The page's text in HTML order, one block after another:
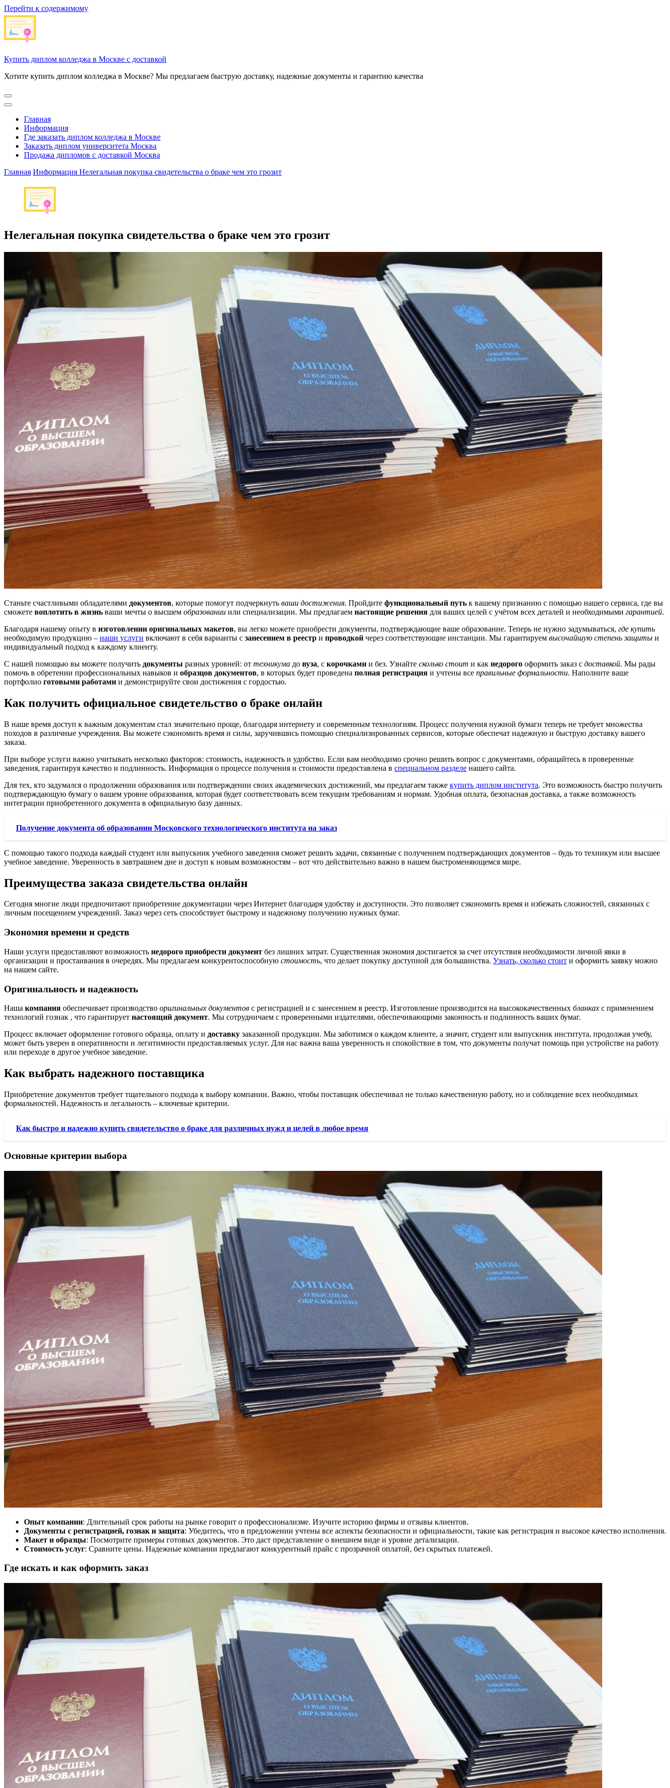
Перейти к содержимому
Купить диплом колледжа в Москве с доставкой
Хотите купить диплом колледжа в Москве? Мы предлагаем быструю доставку, надежные документы и гарантию качества
Главная
Информация
Где заказать диплом колледжа в Москве
Заказать диплом университета Москва
Продажа дипломов с доставкой Москва
Главная Информация Нелегальная покупка свидетельства о браке чем это грозит
Нелегальная покупка свидетельства о браке чем это грозит
Станьте счастливыми обладателями документов, которые помогут подчеркнуть ваши достижения. Пройдите функциональный путь к вашему признанию с помощью нашего сервиса, где вы
сможете воплотить в жизнь ваши мечты о высшем образовании или специализации. Мы предлагаем настоящие решения для ваших целей с учётом всех деталей и необходимыми гарантией.
Благодаря нашему опыту в изготовлении оригинальных макетов, вы легко можете приобрести документы, подтверждающие ваше образование. Теперь не нужно задумываться, где купить
необходимую продукцию – наши услуги включают в себя варианты с занесением в реестр и проводкой через соответствующие инстанции. Мы гарантируем высочайшую степень защиты и
индивидуальный подход к каждому клиенту.
С нашей помощью вы можете получить документы разных уровней: от техникума до вуза, с корочками и без. Узнайте сколько стоит и как недорого оформить заказ с доставкой. Мы рады
помочь в обретении профессиональных навыков и образцов документов, в которых будет проведена полная регистрация и учтены все правильные формальности. Наполните ваше
портфолио готовыми работами и демонстрируйте свои достижения с гордостью.
Как получить официальное свидетельство о браке онлайн
В наше время доступ к важным документам стал значительно проще, благодаря интернету и современным технологиям. Процесс получения нужной бумаги теперь не требует множества
походов в различные учреждения. Вы можете сэкономить время и силы, заручившись помощью специализированных сервисов, которые обеспечат надежную и быструю доставку вашего
заказа.
При выборе услуги важно учитывать несколько факторов: стоимость, надежность и удобство. Если вам необходимо срочно решить вопрос с документами, обращайтесь в проверенные
заведения, гарантируя качество и подлинность. Информация о процессе получения и стоимости предоставлена в специальном разделе нашего сайта.
Для тех, кто задумался о продолжении образования или подтверждении своих академических достижений, мы предлагаем также купить диплом института. Это возможность быстро получить
подтверждающую бумагу о вашем уровне образования, которая будет соответствовать всем текущим требованиям и нормам. Удобная оплата, безопасная доставка, а также возможность
интеграции приобретенного документа в официальную базу данных.
Получение документа об образовании Московского технологического института на заказ
С помощью такого подхода каждый студент или выпускник учебного заведения сможет решить задачи, связанные с получением подтверждающих документов – будь то техникум или высшее
учебное заведение. Уверенность в завтрашнем дне и доступ к новым возможностям – вот что действительно важно в нашем быстроменяющемся мире.
Преимущества заказа свидетельства онлайн
Сегодня многие люди предпочитают приобретение документации через Интернет благодаря удобству и доступности. Это позволяет сэкономить время и избежать сложностей, связанных с
личным посещением учреждений. Заказ через сеть способствует быстрому и надежному получению нужных бумаг.
Экономия времени и средств
Наши услуги предоставляют возможность недорого приобрести документ без лишних затрат. Существенная экономия достигается за счет отсутствия необходимости личной явки в
организации и простаивания в очередях. Мы предлагаем конкурентоспособную стоимость, что делает покупку доступной для большинства. Узнать, сколько стоит и оформить заявку можно
на нашем сайте.
Оригинальность и надежность
Наша компания обеспечивает производство оригинальных документов с регистрацией и с занесением в реестр. Изготовление производится на высококачественных бланках с применением
технологий гознак , что гарантирует настоящий документ. Мы сотрудничаем с проверенными издателями, обеспечивающими законность и подлинность ваших бумаг.
Процесс включает оформление готового образца, оплату и доставку заказанной продукции. Мы заботимся о каждом клиенте, а значит, студент или выпускник института, продолжая учебу,
может быть уверен в оперативности и легитимности предоставляемых услуг. Для нас важна ваша уверенность и спокойствие в том, что документы получат помощь при устройстве на работу
или переходе в другое учебное заведение.
Как выбрать надежного поставщика
Приобретение документов требует тщательного подхода к выбору компании. Важно, чтобы поставщик обеспечивал не только качественную работу, но и соблюдение всех необходимых
формальностей. Надежность и легальность – ключевые критерии.
Как быстро и надежно купить свидетельство о браке для различных нужд и целей в любое время
Основные критерии выбора
Опыт компании: Длительный срок работы на рынке говорит о профессионализме. Изучите историю фирмы и отзывы клиентов.
Документы с регистрацией, гознак и защита: Убедитесь, что в предложении учтены все аспекты безопасности и официальности, такие как регистрация и высокое качество исполнения.
Макет и образцы: Посмотрите примеры готовых документов. Это даст представление о внешнем виде и уровне детализации.
Стоимость услуг: Сравните цены. Надежные компании предлагают конкурентный прайс с прозрачной оплатой, без скрытых платежей.
Где искать и как оформить заказ